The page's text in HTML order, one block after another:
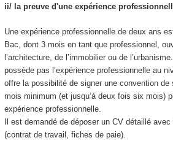
ii/ la preuve d'une expérience
Une expérience professionnelle de deux ans
Bac, dont 3 mois en tant que professionnel,
l’architecture, de l’immobilier ou de
possède pas l’expérience professionnelle au
offre la possibilité de signer une convention de
mois minimum (et jusqu’à deux fois six mois)
expérience professionnelle.
Il est demandé de déposer un CV détaillé
(contrat de travail, fiches de paie).